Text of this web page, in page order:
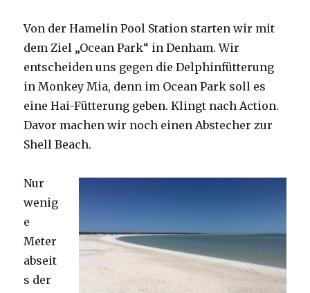
Von der Hamelin Pool Station starten wir mit
dem Ziel „Ocean Park“ in Denham. Wir
entscheiden uns gegen die Delphinfütterung
in Monkey Mia, denn im Ocean Park soll es
eine Hai-Fütterung geben. Klingt nach Action.
Davor machen wir noch einen Abstecher zur
Shell Beach.
Nur
wenig
e
Meter
abseit
s der